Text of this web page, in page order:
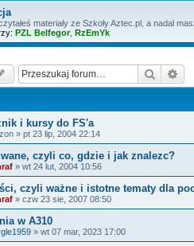
materiały ze Szkoły Aztec.pl, a nadal
PZL Belfegor, RzEmYk
Szukaj
i kursy do FS'a
» pt 23 lip, 2004 22:14
czyli co, gdzie i jak znalezc?
» wt 24 lut, 2004 10:56
czyli ważne i istotne tematy dla
» czw 23 sie, 2007 08:50
w A310
» wt 07 mar, 2023 17:00